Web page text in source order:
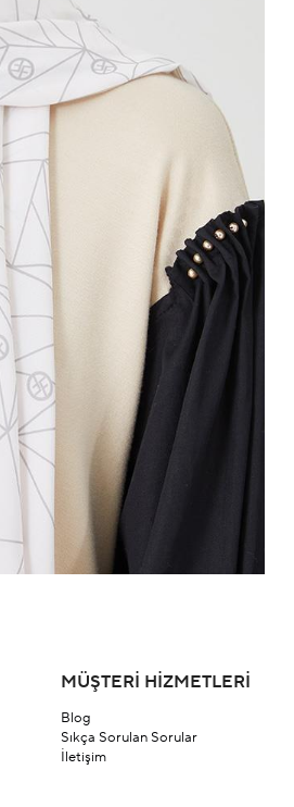
MÜŞTERİ HİZMETLERİ
Blog
Sıkça Sorulan Sorular
İletişim